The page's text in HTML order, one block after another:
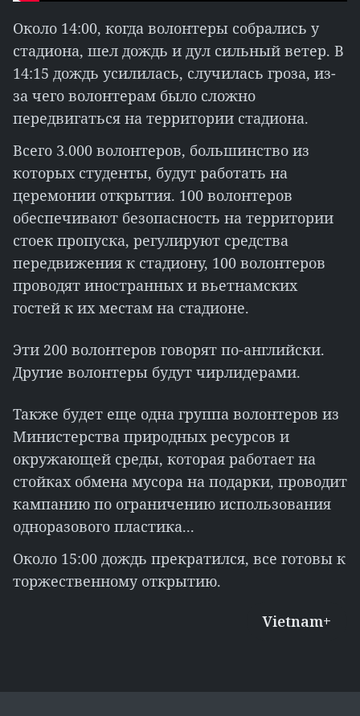
Около 14:00, когда волонтеры собрались у
стадиона, шел дождь и дул сильный ветер. В
14:15 дождь усилилась, случилась гроза, из-
за чего волонтерам было сложно
передвигаться на территории стадиона.
Всего 3.000 волонтеров, большинство из
которых студенты, будут работать на
церемонии открытия. 100 волонтеров
обеспечивают безопасность на территории
стоек пропуска, регулируют средства
передвижения к стадиону, 100 волонтеров
проводят иностранных и вьетнамских
гостей к их местам на стадионе.
Эти 200 волонтеров говорят по-английски.
Другие волонтеры будут чирлидерами.
Также будет еще одна группа волонтеров из
Министерства природных ресурсов и
окружающей среды, которая работает на
стойках обмена мусора на подарки, проводит
кампанию по ограничению использования
одноразового пластика...
Около 15:00 дождь прекратился, все готовы к
торжественному открытию.
Vietnam+